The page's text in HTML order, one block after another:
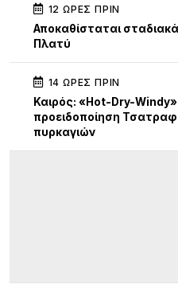
12 ΏΡΕΣ ΠΡΙΝ
Αποκαθίσταται
Πλατύ
14 ΏΡΕΣ ΠΡΙΝ
Καιρός: «Hot-Dry-
προειδοποίηση
πυρκαγιών